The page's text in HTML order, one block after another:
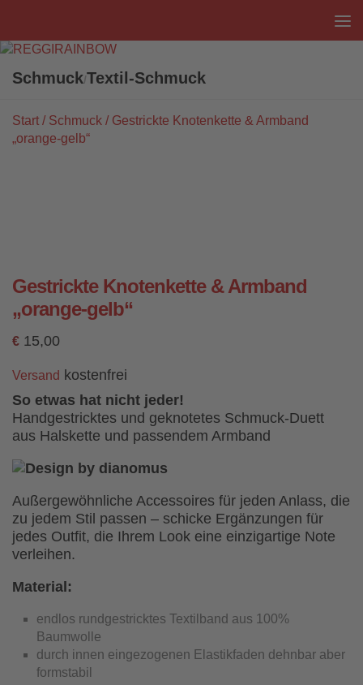
Schmuck/Textil-Schmuck
Start / Schmuck / Gestrickte Knotenkette & Armband
„orange-gelb“
Gestrickte Knotenkette & Armband
„orange-gelb“
€ 15,00
Versand kostenfrei
So etwas hat nicht jeder!
Handgestricktes und geknotetes Schmuck-Duett
aus Halskette und passendem Armband
Außergewöhnliche Accessoires für jeden Anlass, die
zu jedem Stil passen – schicke Ergänzungen für
jedes Outfit, die Ihrem Look eine einzigartige Note
verleihen.
Material:
endlos rundgestricktes Textilband aus 100%
Baumwolle
durch innen eingezogenen Elastikfaden dehnbar aber
formstabil